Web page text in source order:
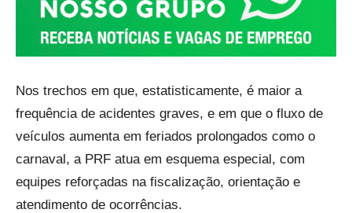
Nos trechos em que, estatisticamente, é maior a
frequência de acidentes graves, e em que o fluxo de
veículos aumenta em feriados prolongados como o
carnaval, a PRF atua em esquema especial, com
equipes reforçadas na fiscalização, orientação e
atendimento de ocorrências.